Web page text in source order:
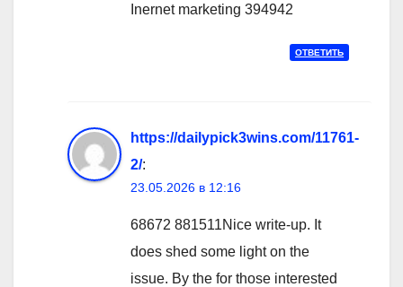
Inernet marketing 394942
ОТВЕТИТЬ
https://dailypick3wins.com/11761-
2/:
23.05.2026 в 12:16
68672 881511Nice write-up. It
does shed some light on the
issue. By the for those interested